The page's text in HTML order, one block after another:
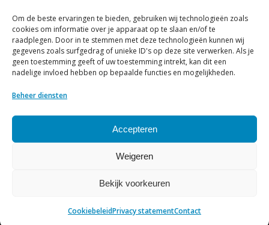
Om de beste ervaringen te bieden, gebruiken wij technologieën zoals
cookies om informatie over je apparaat op te slaan en/of te
raadplegen. Door in te stemmen met deze technologieën kunnen wij
gegevens zoals surfgedrag of unieke ID's op deze site verwerken. Als je
geen toestemming geeft of uw toestemming intrekt, kan dit een
nadelige invloed hebben op bepaalde functies en mogelijkheden.
Beheer diensten
Accepteren
Weigeren
Bekijk voorkeuren
CookiebeleidPrivacy statementContact
Ik geef hierbij toestemming om mijn gegevens te
verwerken conform het Privacy statement.
Privacy statement